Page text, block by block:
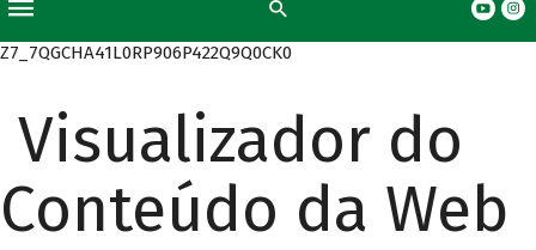
Z7_7QGCHA41L0RP906P422Q9Q0CK0
Visualizador do
Conteúdo da Web